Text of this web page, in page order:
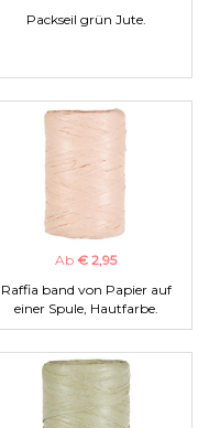
Packseil grün Jute.
Ab € 2,95
Raffia band von Papier auf
einer Spule, Hautfarbe.